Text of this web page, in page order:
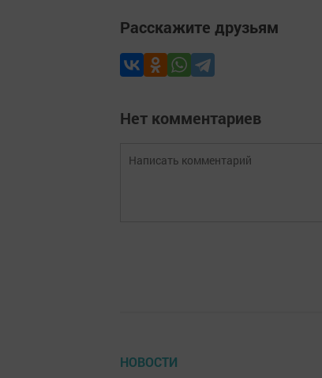
Расскажите друзьям
Нет комментариев
НОВОСТИ